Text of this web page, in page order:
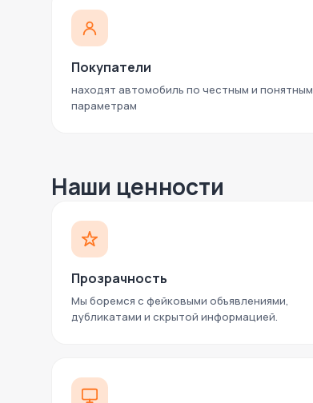
Покупатели
находят автомобиль по честным и понятным
параметрам
Наши ценности
Прозрачность
Мы боремся с фейковыми объявлениями,
дубликатами и скрытой информацией.